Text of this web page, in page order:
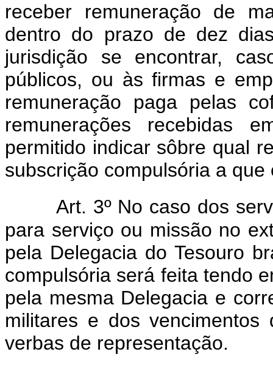
receber remuneração de
dentro do prazo de dez
jurisdição se encontrar,
públicos, ou às firmas e
remuneração paga pelas
remunerações recebidas
permitido indicar sôbre qual
subscrição compulsória a que
Art. 3º No caso dos
para serviço ou missão no
pela Delegacia do Tesouro
compulsória será feita tendo
pela mesma Delegacia e
militares e dos vencimentos
verbas de